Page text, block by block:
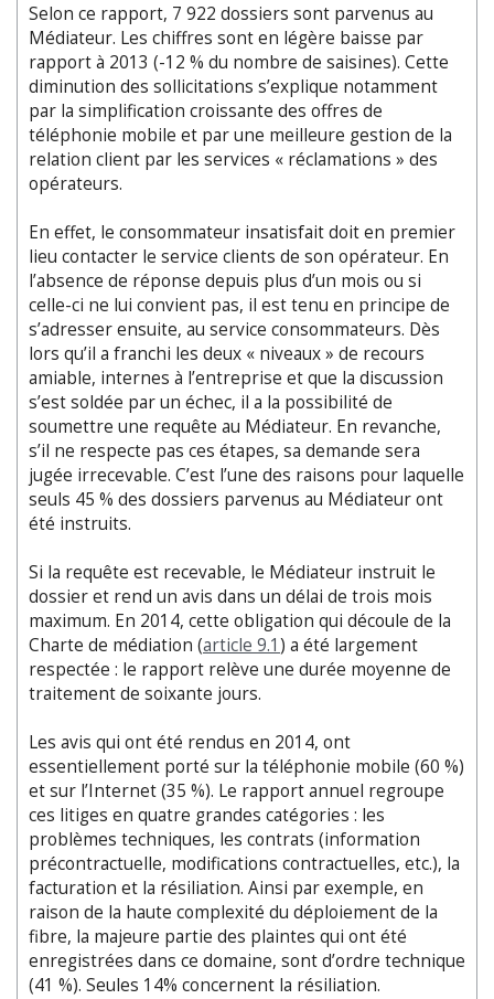
Selon ce rapport, 7 922 dossiers sont parvenus au
Médiateur. Les chiffres sont en légère baisse par
rapport à 2013 (-12 % du nombre de saisines). Cette
diminution des sollicitations s’explique notamment
par la simplification croissante des offres de
téléphonie mobile et par une meilleure gestion de la
relation client par les services « réclamations » des
opérateurs.
En effet, le consommateur insatisfait doit en premier
lieu contacter le service clients de son opérateur. En
l’absence de réponse depuis plus d’un mois ou si
celle-ci ne lui convient pas, il est tenu en principe de
s’adresser ensuite, au service consommateurs. Dès
lors qu’il a franchi les deux « niveaux » de recours
amiable, internes à l’entreprise et que la discussion
s’est soldée par un échec, il a la possibilité de
soumettre une requête au Médiateur. En revanche,
s’il ne respecte pas ces étapes, sa demande sera
jugée irrecevable. C’est l’une des raisons pour laquelle
seuls 45 % des dossiers parvenus au Médiateur ont
été instruits.
Si la requête est recevable, le Médiateur instruit le
dossier et rend un avis dans un délai de trois mois
maximum. En 2014, cette obligation qui découle de la
Charte de médiation (article 9.1) a été largement
respectée : le rapport relève une durée moyenne de
traitement de soixante jours.
Les avis qui ont été rendus en 2014, ont
essentiellement porté sur la téléphonie mobile (60 %)
et sur l’Internet (35 %). Le rapport annuel regroupe
ces litiges en quatre grandes catégories : les
problèmes techniques, les contrats (information
précontractuelle, modifications contractuelles, etc.), la
facturation et la résiliation. Ainsi par exemple, en
raison de la haute complexité du déploiement de la
fibre, la majeure partie des plaintes qui ont été
enregistrées dans ce domaine, sont d’ordre technique
(41 %). Seules 14% concernent la résiliation.